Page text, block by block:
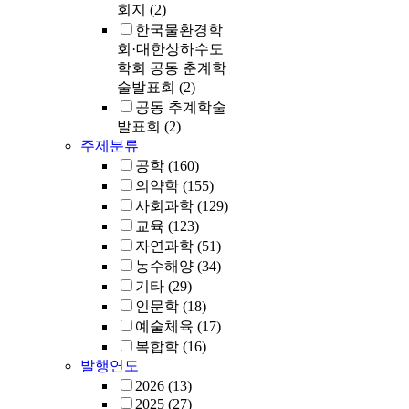
회지 (2)
한국물환경학
회·대한상하수도
학회 공동 춘계학
술발표회 (2)
공동 추계학술
발표회 (2)
주제분류
공학 (160)
의약학 (155)
사회과학 (129)
교육 (123)
자연과학 (51)
농수해양 (34)
기타 (29)
인문학 (18)
예술체육 (17)
복합학 (16)
발행연도
2026 (13)
2025 (27)